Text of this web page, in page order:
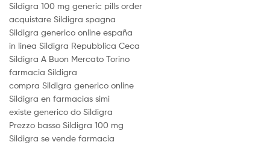
Sildigra 100 mg generic pills order
acquistare Sildigra spagna
Sildigra generico online españa
in linea Sildigra Repubblica Ceca
Sildigra A Buon Mercato Torino
farmacia Sildigra
compra Sildigra generico online
Sildigra en farmacias simi
existe generico do Sildigra
Prezzo basso Sildigra 100 mg
Sildigra se vende farmacia